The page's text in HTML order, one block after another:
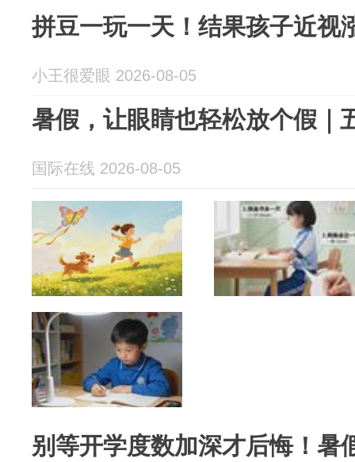
拼豆一玩一天！结果孩子近
小王很爱眼 2026-08-05
暑假，让眼睛也轻松放个假｜
国际在线 2026-08-05
别等开学度数加深才后悔！暑